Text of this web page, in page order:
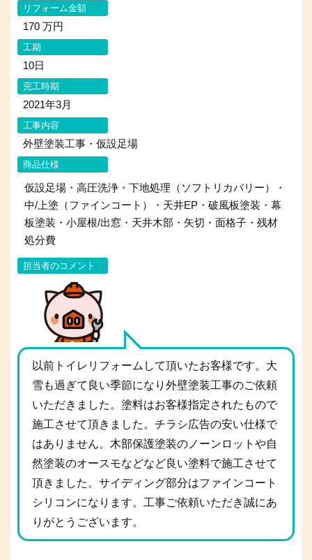
リフォーム金額
170 万円
工期
10日
完工時期
2021年3月
工事内容
外壁塗装工事・仮設足場
商品仕様
仮設足場・高圧洗浄・下地処理（ソフトリカバリー）・
中/上塗（ファインコート）・天井EP・破風板塗装・幕
板塗装・小屋根/出窓・天井木部・矢切・面格子・残材
処分費
担当者のコメント
以前トイレリフォームして頂いたお客様です。大
雪も過ぎて良い季節になり外壁塗装工事のご依頼
いただきました。塗料はお客様指定されたもので
施工させて頂きました。チラシ広告の安い仕様で
はありません。木部保護塗装のノーンロットや自
然塗装のオースモなどなど良い塗料で施工させて
頂きました。サイディング部分はファインコート
シリコンになります。工事ご依頼いただき誠にあ
りがとうございます。